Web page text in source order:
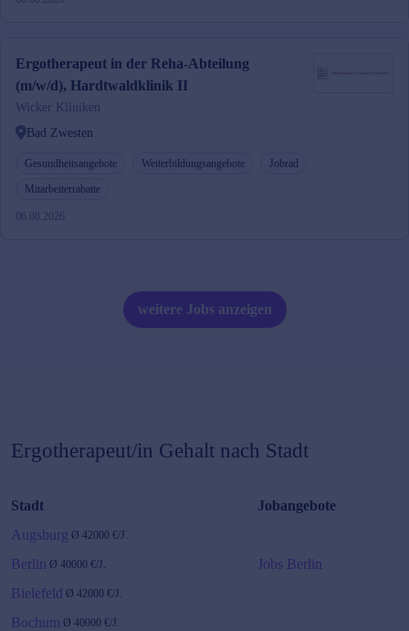
Ergotherapeut in der Reha-Abteilung
(m/w/d), Hardtwaldklinik II
Wicker Kliniken
Bad Zwesten
Gesundheitsangebote Weiterbildungsangebote
Jobrad
Mitarbeiterrabatte
06.08.2026
weitere Jobs anzeigen
Ergotherapeut/in Gehalt nach Stadt
Stadt
Jobangebote
Augsburg Ø 42000 €/J.
Berlin Ø 40000 €/J.
Jobs Berlin
Bielefeld Ø 42000 €/J.
Bochum Ø 40000 €/J.